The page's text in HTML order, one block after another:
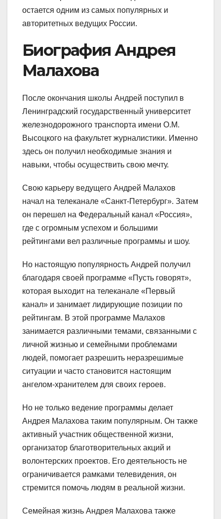
остается одним из самых популярных и
авторитетных ведущих России.
Биография Андрея
Малахова
После окончания школы Андрей поступил в
Ленинградский государственный университет
железнодорожного транспорта имени О.М.
Высоцкого на факультет журналистики. Именно
здесь он получил необходимые знания и
навыки, чтобы осуществить свою мечту.
Свою карьеру ведущего Андрей Малахов
начал на телеканале «Санкт-Петербург». Затем
он перешел на Федеральный канал «Россия»,
где с огромным успехом и большими
рейтингами вел различные программы и шоу.
Но настоящую популярность Андрей получил
благодаря своей программе «Пусть говорят»,
которая выходит на телеканале «Первый
канал» и занимает лидирующие позиции по
рейтингам. В этой программе Малахов
занимается различными темами, связанными с
личной жизнью и семейными проблемами
людей, помогает разрешить неразрешимые
ситуации и часто становится настоящим
ангелом-хранителем для своих героев.
Но не только ведение программы делает
Андрея Малахова таким популярным. Он также
активный участник общественной жизни,
организатор благотворительных акций и
волонтерских проектов. Его деятельность не
ограничивается рамками телевидения, он
стремится помочь людям в реальной жизни.
Семейная жизнь Андрея Малахова также